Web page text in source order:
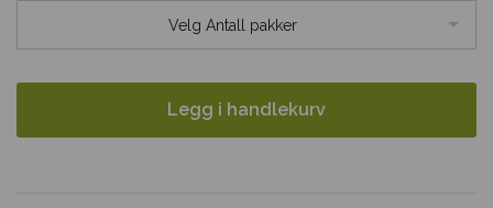
Velg Antall pakker
Legg i handlekurv